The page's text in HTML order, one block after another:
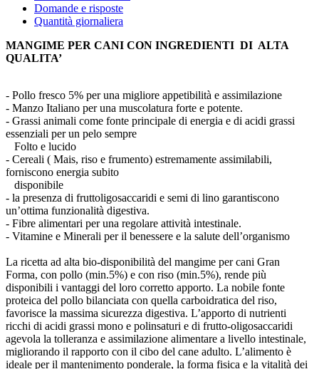
Domande e risposte
Quantità giornaliera
MANGIME PER CANI CON INGREDIENTI DI ALTA
QUALITA’
- Pollo fresco 5% per una migliore appetibilità e assimilazione
- Manzo Italiano per una muscolatura forte e potente.
- Grassi animali come fonte principale di energia e di acidi grassi
essenziali per un pelo sempre
Folto e lucido
- Cereali ( Mais, riso e frumento) estremamente assimilabili,
forniscono energia subito
disponibile
- la presenza di fruttoligosaccaridi e semi di lino garantiscono
un’ottima funzionalità digestiva.
- Fibre alimentari per una regolare attività intestinale.
- Vitamine e Minerali per il benessere e la salute dell’organismo
La ricetta ad alta bio-disponibilità del mangime per cani Gran
Forma, con pollo (min.5%) e con riso (min.5%), rende più
disponibili i vantaggi del loro corretto apporto. La nobile fonte
proteica del pollo bilanciata con quella carboidratica del riso,
favorisce la massima sicurezza digestiva. L’apporto di nutrienti
ricchi di acidi grassi mono e polinsaturi e di frutto-oligosaccaridi
agevola la tolleranza e assimilazione alimentare a livello intestinale,
migliorando il rapporto con il cibo del cane adulto. L’alimento è
ideale per il mantenimento ponderale, la forma fisica e la vitalità dei